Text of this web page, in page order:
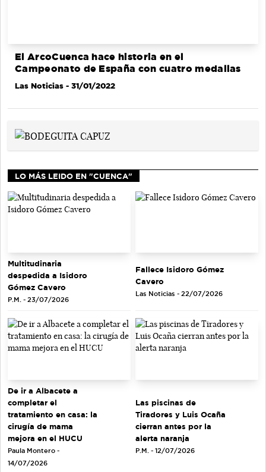
El ArcoCuenca hace historia en el
Campeonato de España con cuatro medallas
Las Noticias - 31/01/2022
LO MÁS LEIDO EN "CUENCA"
Multitudinaria
despedida a Isidoro
Gómez Cavero
P.M. - 23/07/2026
Fallece Isidoro Gómez
Cavero
Las Noticias - 22/07/2026
De ir a Albacete a
completar el
tratamiento en casa: la
cirugía de mama
mejora en el HUCU
Paula Montero -
14/07/2026
Las piscinas de
Tiradores y Luis Ocaña
cierran antes por la
alerta naranja
P.M. - 12/07/2026